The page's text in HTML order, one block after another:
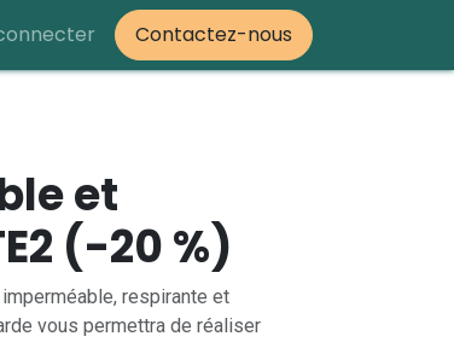
Contactez-nous
et
(-20 %)
respirante et
vous permettra de réaliser